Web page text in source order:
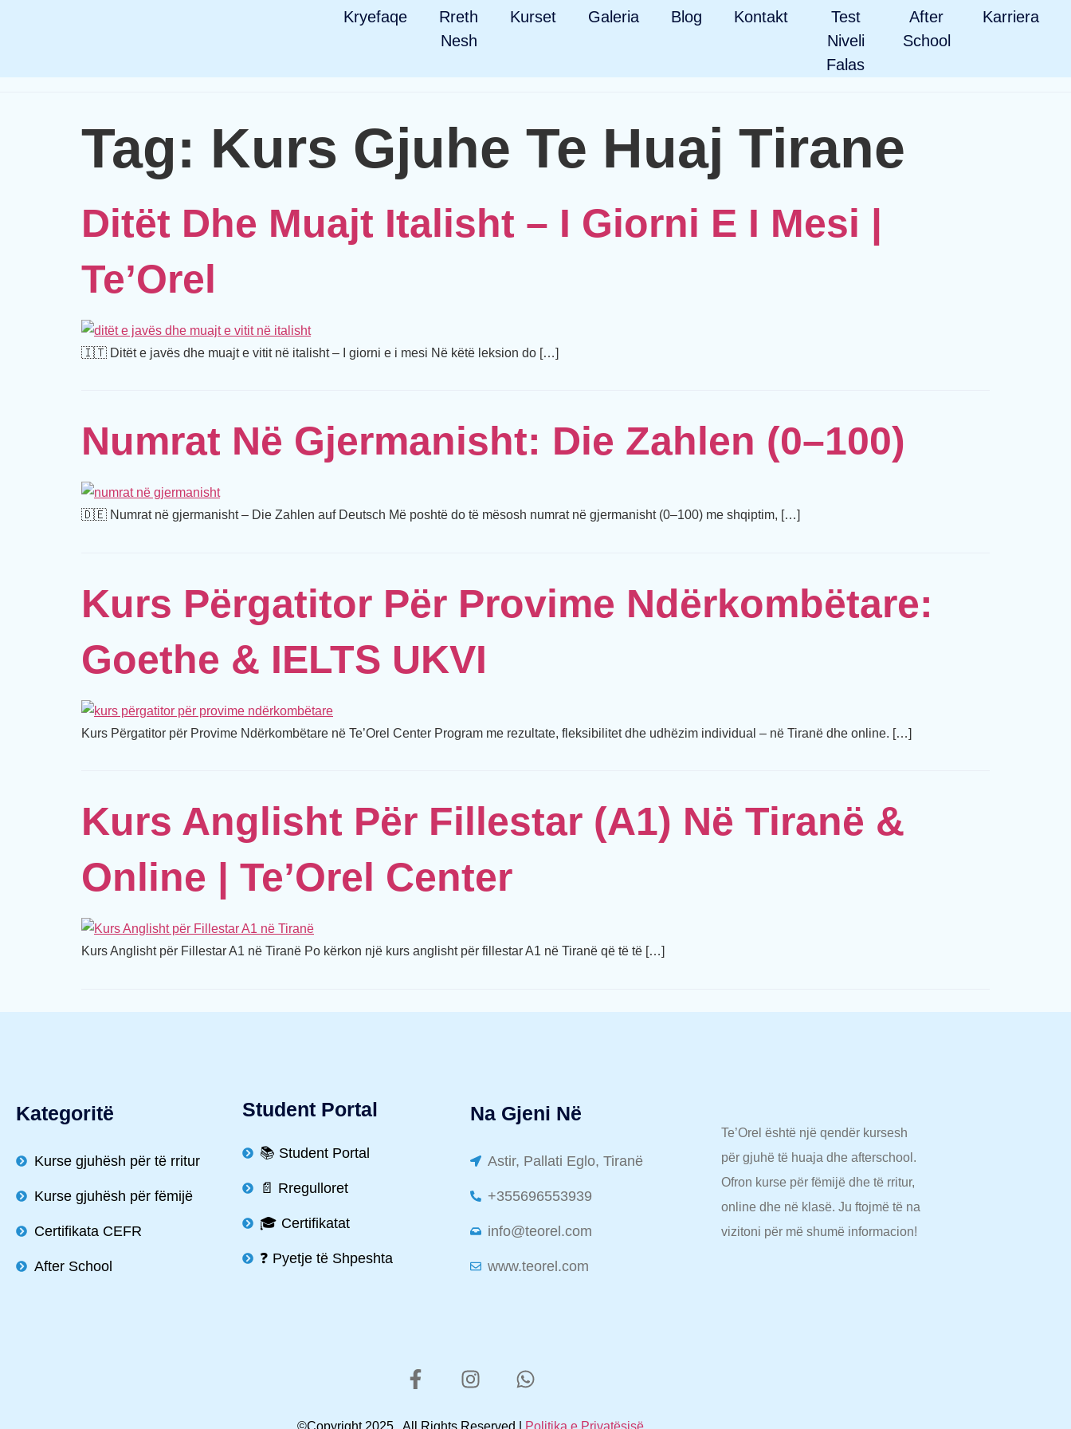
Kryefaqe
Rreth
Nesh
Kurset Galeria Blog Kontakt
Test
Niveli
Falas
After
School
Karriera
Tag: Kurs Gjuhe Te Huaj Tirane
Ditët Dhe Muajt Italisht – I Giorni E I Mesi |
Te’Orel
🇮🇹 Ditët e javës dhe muajt e vitit në italisht – I giorni e i mesi Në këtë leksion do […]
Numrat Në Gjermanisht: Die Zahlen (0–100)
🇩🇪 Numrat në gjermanisht – Die Zahlen auf Deutsch Më poshtë do të mësosh numrat në gjermanisht (0–100) me shqiptim, […]
Kurs Përgatitor Për Provime Ndërkombëtare:
Goethe & IELTS UKVI
Kurs Përgatitor për Provime Ndërkombëtare në Te’Orel Center Program me rezultate, fleksibilitet dhe udhëzim individual – në Tiranë dhe online. […]
Kurs Anglisht Për Fillestar (A1) Në Tiranë &
Online | Te’Orel Center
Kurs Anglisht për Fillestar A1 në Tiranë Po kërkon një kurs anglisht për fillestar A1 në Tiranë që të të […]
Kategoritë
Kurse gjuhësh për të rritur
Kurse gjuhësh për fëmijë
Certifikata CEFR
After School
Student Portal
📚 Student Portal
📄 Rregulloret
🎓 Certifikatat
❓ Pyetje të Shpeshta
Na Gjeni Në
Astir, Pallati Eglo, Tiranë
+355696553939
info@teorel.com
www.teorel.com
Te’Orel është një qendër kursesh
për gjuhë të huaja dhe afterschool.
Ofron kurse për fëmijë dhe të rritur,
online dhe në klasë. Ju ftojmë të na
vizitoni për më shumë informacion!
©Copyright 2025 . All Rights Reserved | Politika e Privatësisë